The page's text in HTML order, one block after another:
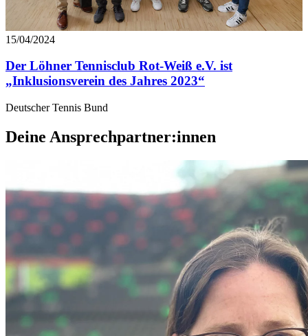
15/04/2024
Der Löhner Tennisclub Rot-Weiß e.V. ist
„Inklusionsverein des Jahres 2023“
Deutscher Tennis Bund
Deine Ansprechpartner:innen